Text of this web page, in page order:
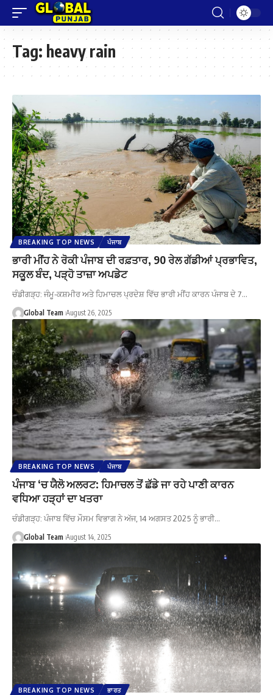
Tag: heavy rain
BREAKING TOP NEWS ਪੰਜਾਬ
ਭਾਰੀ ਮੀਂਹ ਨੇ ਰੋਕੀ ਪੰਜਾਬ ਦੀ ਰਫ਼ਤਾਰ, 90 ਰੇਲ ਗੱਡੀਆਂ ਪ੍ਰਭਾਵਿਤ,
ਸਕੂਲ ਬੰਦ, ਪੜ੍ਹੋ ਤਾਜ਼ਾ ਅਪਡੇਟ
ਚੰਡੀਗੜ੍ਹ: ਜੰਮੂ-ਕਸ਼ਮੀਰ ਅਤੇ ਹਿਮਾਚਲ ਪ੍ਰਦੇਸ਼ ਵਿੱਚ ਭਾਰੀ ਮੀਂਹ ਕਾਰਨ ਪੰਜਾਬ ਦੇ 7…
Global Team August 26, 2025
BREAKING TOP NEWS ਪੰਜਾਬ
ਪੰਜਾਬ ‘ਚ ਯੈਲੋ ਅਲਰਟ: ਹਿਮਾਚਲ ਤੋਂ ਛੱਡੇ ਜਾ ਰਹੇ ਪਾਣੀ ਕਾਰਨ
ਵਧਿਆ ਹੜ੍ਹਾਂ ਦਾ ਖਤਰਾ
ਚੰਡੀਗੜ੍ਹ: ਪੰਜਾਬ ਵਿੱਚ ਮੌਸਮ ਵਿਭਾਗ ਨੇ ਅੱਜ, 14 ਅਗਸਤ 2025 ਨੂੰ ਭਾਰੀ…
Global Team August 14, 2025
BREAKING TOP NEWS ਭਾਰਤ